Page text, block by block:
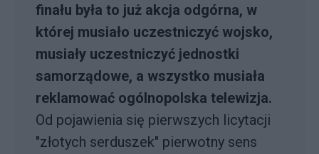
finału była to już akcja odgórna, w
której musiało uczestniczyć wojsko,
musiały uczestniczyć jednostki
samorządowe, a wszystko musiała
reklamować ogólnopolska telewizja.
Od pojawienia się pierwszych licytacji
"złotych serduszek" pierwotny sens